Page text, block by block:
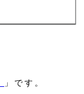
」です。